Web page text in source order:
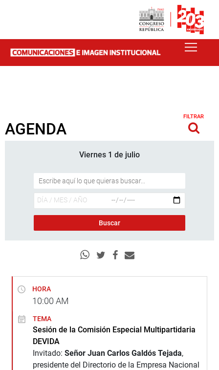
AGENDA
FILTRAR
Viernes 1 de julio
HORA
10:00 AM
TEMA
Sesión de la Comisión Especial Multipartidaria
DEVIDA
Invitado: Señor Juan Carlos Galdós Tejada,
presidente del Directorio de la Empresa Nacional